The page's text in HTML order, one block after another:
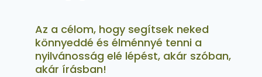
Az a célom, hogy segítsek neked
könnyeddé és élménnyé tenni a
nyilvánosság elé lépést, akár szóban,
akár írásban!